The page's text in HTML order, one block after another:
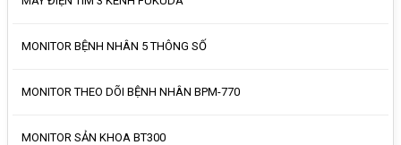
MONITOR BỆNH NHÂN 5 THÔNG SỐ
MONITOR THEO DÕI BỆNH NHÂN BPM-770
MONITOR SẢN KHOA BT300